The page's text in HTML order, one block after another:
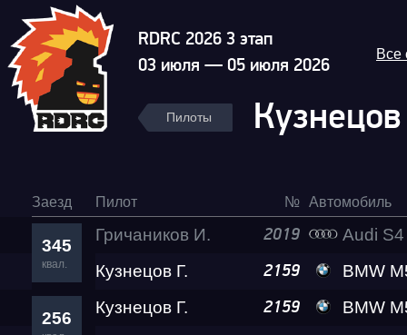
RDRC 2026 3 этап
03 июля — 05 июля 2026
Все
Пилоты
Заезд Пилот № Автомобиль
345
квал.
Гричаников И. 2019
Audi
Кузнецов Г.
2159 BMW M5
256
Кузнецов Г. 2159
BMW M5